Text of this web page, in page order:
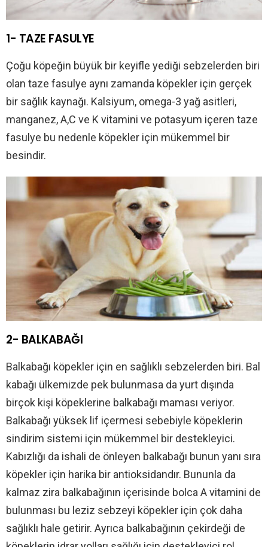
1- TAZE FASULYE
Çoğu köpeğin büyük bir keyifle yediği sebzelerden biri
olan taze fasulye aynı zamanda köpekler için gerçek
bir sağlık kaynağı. Kalsiyum, omega-3 yağ asitleri,
manganez, A,C ve K vitamini ve potasyum içeren taze
fasulye bu nedenle köpekler için mükemmel bir
besindir.
2- BALKABAĞI
Balkabağı köpekler için en sağlıklı sebzelerden biri. Bal
kabağı ülkemizde pek bulunmasa da yurt dışında
birçok kişi köpeklerine balkabağı maması veriyor.
Balkabağı yüksek lif içermesi sebebiyle köpeklerin
sindirim sistemi için mükemmel bir destekleyici.
Kabızlığı da ishali de önleyen balkabağı bunun yanı sıra
köpekler için harika bir antioksidandır. Bununla da
kalmaz zira balkabağının içerisinde bolca A vitamini de
bulunması bu leziz sebzeyi köpekler için çok daha
sağlıklı hale getirir. Ayrıca balkabağının çekirdeği de